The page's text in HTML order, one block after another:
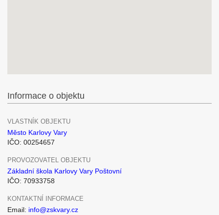
Informace o objektu
VLASTNÍK OBJEKTU
Město Karlovy Vary
IČO: 00254657
PROVOZOVATEL OBJEKTU
Základní škola Karlovy Vary Poštovní
IČO: 70933758
KONTAKTNÍ INFORMACE
Email: info@zskvary.cz